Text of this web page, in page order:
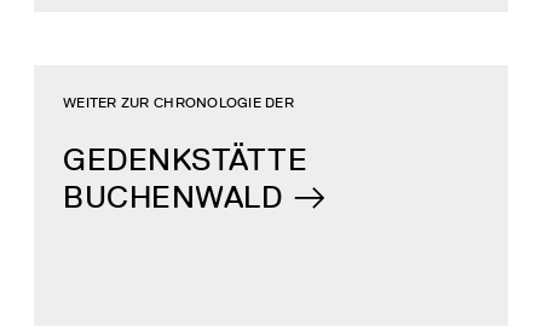
GEDENKSTÄTTE
BUCHENWALD
WEITER ZUR CHRONOLOGIE DER